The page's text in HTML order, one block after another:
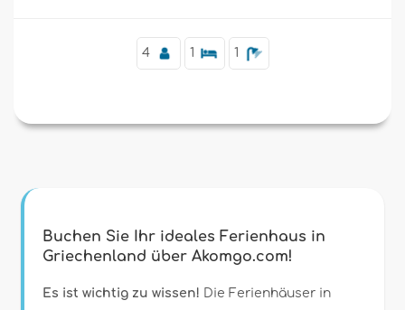
4 1 1
Buchen Sie Ihr ideales Ferienhaus in
Griechenland über Akomgo.com!
Es ist wichtig zu wissen! Die Ferienhäuser in